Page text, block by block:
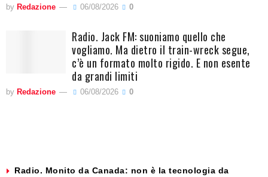
by Redazione 06/08/2026 0
Radio. Jack FM: suoniamo quello che
vogliamo. Ma dietro il train-wreck segue,
c’è un formato molto rigido. E non esente
da grandi limiti
by Redazione 06/08/2026 0
Radio. Monito da Canada: non è la tecnologia da